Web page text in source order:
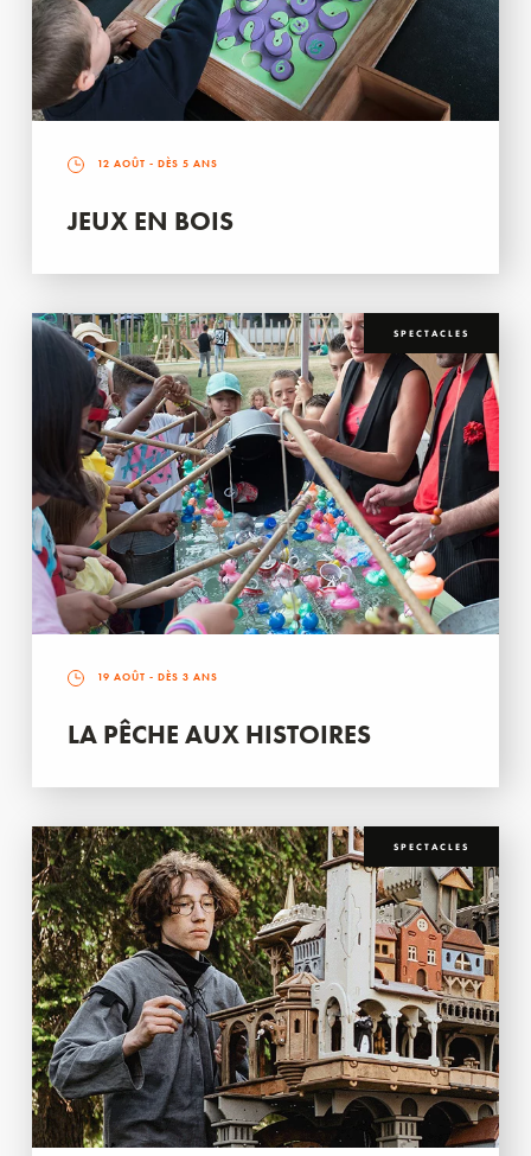
12 AOÛT - DÈS 5 ANS
JEUX EN BOIS
SPECTACLES
19 AOÛT - DÈS 3 ANS
LA PÊCHE AUX HISTOIRES
SPECTACLES